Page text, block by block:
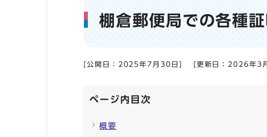
棚倉郵便局での各種
[公開日： 2025年7月30日 [更新日： 2026年3
ページ内目次
概要